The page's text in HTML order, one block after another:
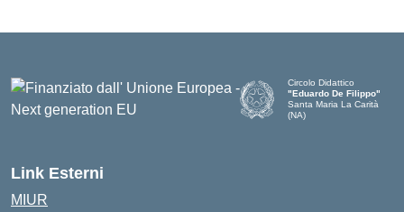
Circolo Didattico
"Eduardo De Filippo"
Santa Maria La Carità
(NA)
Link Esterni
MIUR